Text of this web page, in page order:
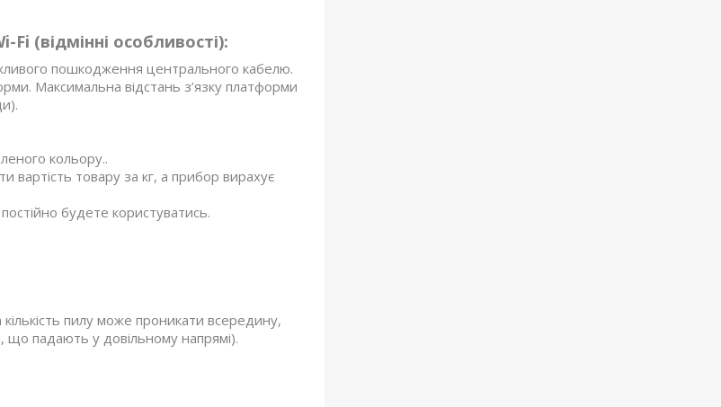
(відмінні особливості):
пошкодження центрального кабелю.
Максимальна відстань з’язку платформи
кольору..
вартість товару за кг, а прибор вирахує
будете користуватись.
пилу може проникати всередину,
що падають у довільному напрямі).